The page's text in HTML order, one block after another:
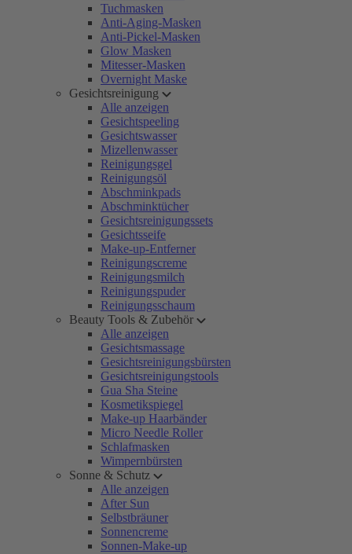
Tuchmasken
Anti-Aging-Masken
Anti-Pickel-Masken
Glow Masken
Mitesser-Masken
Overnight Maske
Gesichtsreinigung
Alle anzeigen
Gesichtspeeling
Gesichtswasser
Mizellenwasser
Reinigungsgel
Reinigungsöl
Abschminkpads
Abschminktücher
Gesichtsreinigungssets
Gesichtsseife
Make-up-Entferner
Reinigungscreme
Reinigungsmilch
Reinigungspuder
Reinigungsschaum
Beauty Tools & Zubehör
Alle anzeigen
Gesichtsmassage
Gesichtsreinigungsbürsten
Gesichtsreinigungstools
Gua Sha Steine
Kosmetikspiegel
Make-up Haarbänder
Micro Needle Roller
Schlafmasken
Wimpernbürsten
Sonne & Schutz
Alle anzeigen
After Sun
Selbstbräuner
Sonnencreme
Sonnen-Make-up